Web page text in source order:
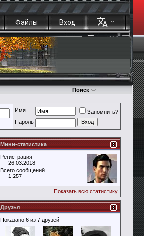
Файлы Вход
Поиск
Имя
Запомнить?
Пароль
Мини-статистика
Регистрация
26.03.2018
Всего сообщений
1,257
Показать всю статистику
Друзья
Показано 6 из 7 друзей